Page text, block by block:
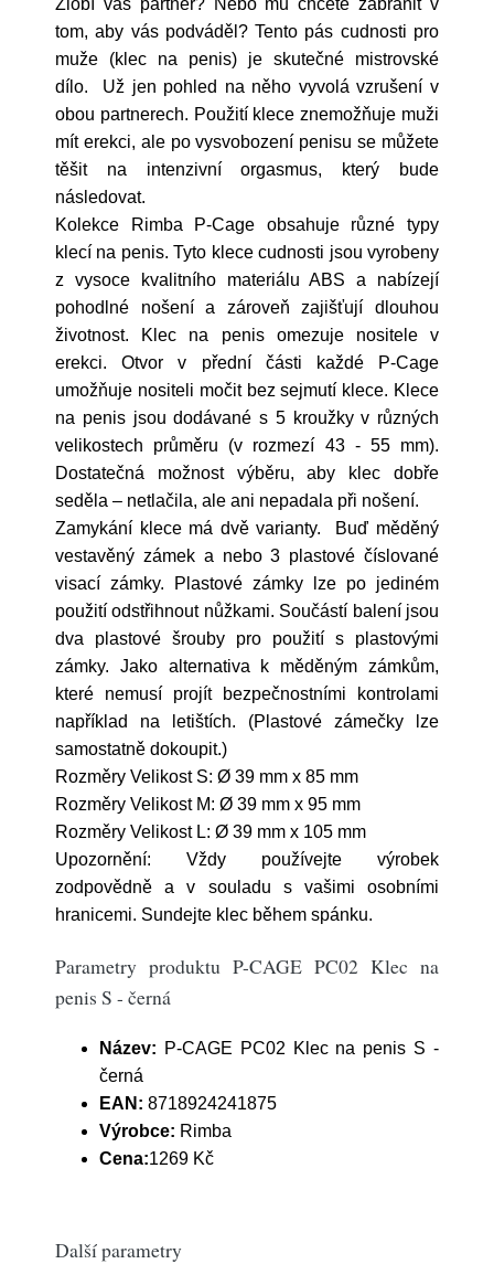
Zlobí váš partner? Nebo mu chcete zabránit v
tom, aby vás podváděl? Tento pás cudnosti pro
muže (klec na penis) je skutečné mistrovské
dílo. Už jen pohled na něho vyvolá vzrušení v
obou partnerech. Použití klece znemožňuje muži
mít erekci, ale po vysvobození penisu se můžete
těšit na intenzivní orgasmus, který bude
následovat.
Kolekce Rimba P-Cage obsahuje různé typy
klecí na penis. Tyto klece cudnosti jsou vyrobeny
z vysoce kvalitního materiálu ABS a nabízejí
pohodlné nošení a zároveň zajišťují dlouhou
životnost. Klec na penis omezuje nositele v
erekci. Otvor v přední části každé P-Cage
umožňuje nositeli močit bez sejmutí klece. Klece
na penis jsou dodávané s 5 kroužky v různých
velikostech průměru (v rozmezí 43 - 55 mm).
Dostatečná možnost výběru, aby klec dobře
seděla – netlačila, ale ani nepadala při nošení.
Zamykání klece má dvě varianty. Buď měděný
vestavěný zámek a nebo 3 plastové číslované
visací zámky. Plastové zámky lze po jediném
použití odstřihnout nůžkami. Součástí balení jsou
dva plastové šrouby pro použití s plastovými
zámky. Jako alternativa k měděným zámkům,
které nemusí projít bezpečnostními kontrolami
například na letištích. (Plastové zámečky lze
samostatně dokoupit.)
Rozměry Velikost S: Ø 39 mm x 85 mm
Rozměry Velikost M: Ø 39 mm x 95 mm
Rozměry Velikost L: Ø 39 mm x 105 mm
Upozornění: Vždy používejte výrobek
zodpovědně a v souladu s vašimi osobními
hranicemi. Sundejte klec během spánku.
Parametry produktu P-CAGE PC02 Klec na
penis S - černá
Název: P-CAGE PC02 Klec na penis S -
černá
EAN: 8718924241875
Výrobce: Rimba
Cena:1269 Kč
Další parametry